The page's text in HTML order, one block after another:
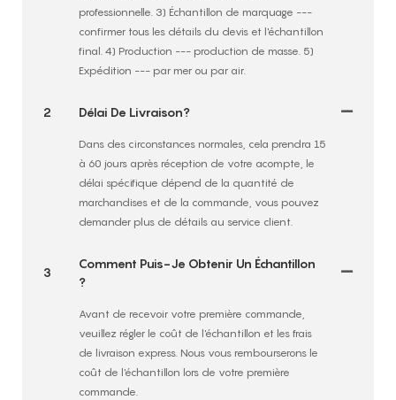
professionnelle. 3) Échantillon de marquage ---
confirmer tous les détails du devis et l'échantillon
final. 4) Production --- production de masse. 5)
Expédition --- par mer ou par air.
2 Délai De Livraison?
Dans des circonstances normales, cela prendra 15
à 60 jours après réception de votre acompte, le
délai spécifique dépend de la quantité de
marchandises et de la commande, vous pouvez
demander plus de détails au service client.
3
Comment Puis-Je Obtenir Un Échantillon
?
Avant de recevoir votre première commande,
veuillez régler le coût de l'échantillon et les frais
de livraison express. Nous vous rembourserons le
coût de l'échantillon lors de votre première
commande.